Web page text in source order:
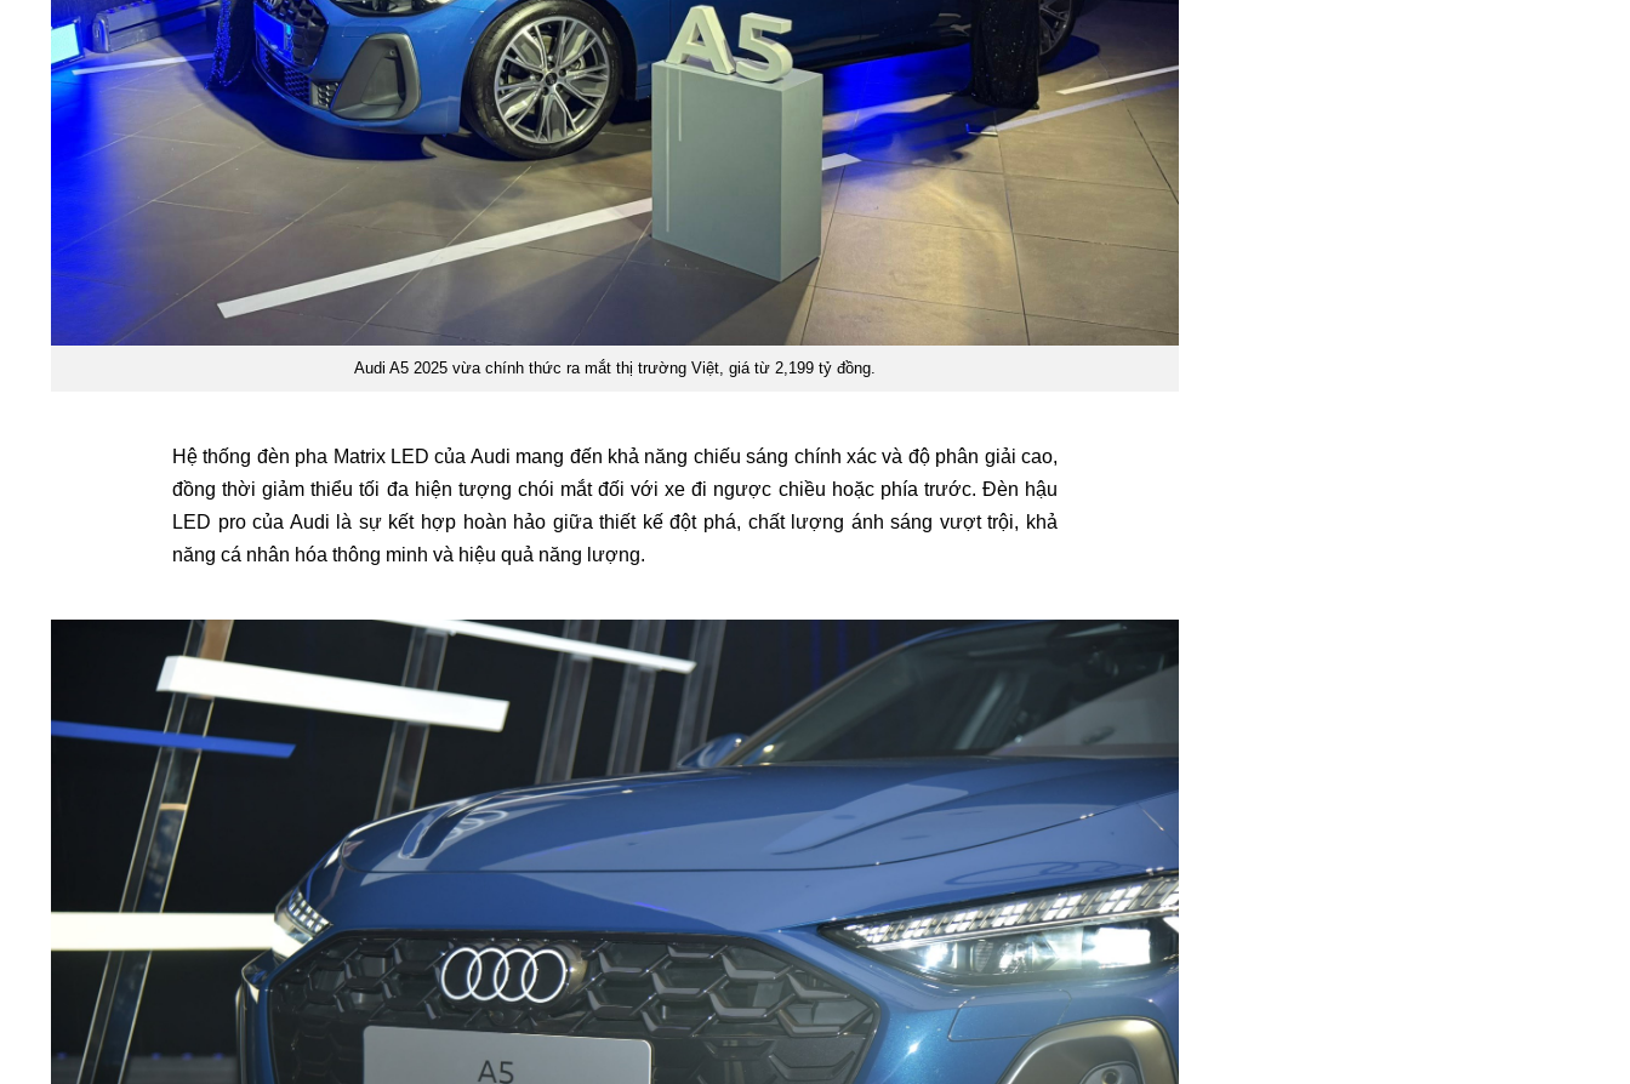
Audi A5 2025 vừa chính thức ra mắt thị trường Việt, giá từ 2,199 tỷ đồng.
Hệ thống đèn pha Matrix LED của Audi mang đến khả năng chiếu sáng chính xác và độ phân giải cao,
đồng thời giảm thiểu tối đa hiện tượng chói mắt đối với xe đi ngược chiều hoặc phía trước. Đèn hậu
LED pro của Audi là sự kết hợp hoàn hảo giữa thiết kế đột phá, chất lượng ánh sáng vượt trội, khả
năng cá nhân hóa thông minh và hiệu quả năng lượng.